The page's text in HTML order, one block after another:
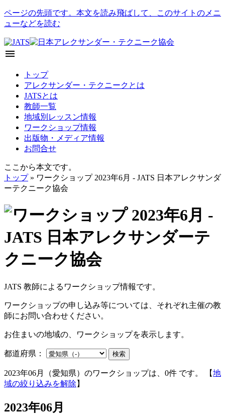
ページの先頭です。本文を読み飛ばして、このサイトのメニ
ューなどを読む
menu
トップ
アレクサンダー・テクニークとは
JATSとは
教師一覧
地域別レッスン情報
ワークショップ情報
出版物・メディア情報
お問合せ
ここから本文です。
トップ» ワークショップ 2023年6月 - JATS 日本アレクサンダ
ーテクニーク協会
JATS 教師によるワークショップ情報です。
ワークショップの申し込み等については、それぞれ主催の教
師にお問い合わせください。
お住まいの地域の、ワークショップを表示します。
都道府県： 検索
2023年06月（愛知県）のワークショップは、0件 です。 【地
域の絞り込みを解除 】
2023年06月